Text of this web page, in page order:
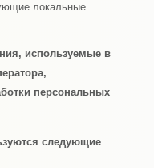
локальные
используемые в
персональных
следующие